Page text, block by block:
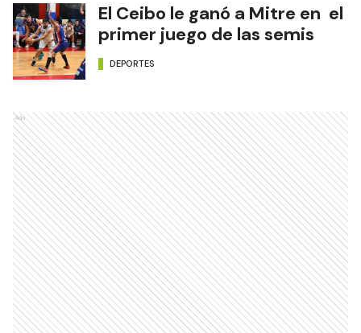
El Ceibo le ganó a Mitre en el
primer juego de las semis
DEPORTES
Ads